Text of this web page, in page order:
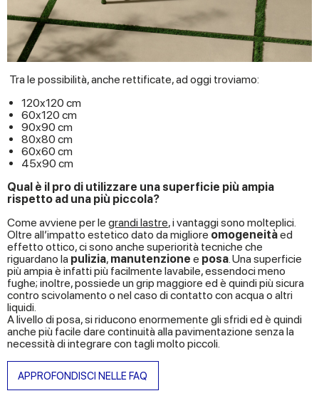
Tra le possibilità, anche rettificate, ad oggi troviamo:
120x120 cm
60x120 cm
90x90 cm
80x80 cm
60x60 cm
45x90 cm
Qual è il pro di utilizzare una superficie più ampia
rispetto ad una più piccola?
Come avviene per le grandi lastre, i vantaggi sono molteplici.
Oltre all’impatto estetico dato da migliore omogeneitàed
effetto ottico, ci sono anche superiorità tecniche che
riguardano la pulizia, manutenzione e posa. Una superficie
più ampia è infatti più facilmente lavabile, essendoci meno
fughe; inoltre, possiede un grip maggiore ed è quindi più sicura
contro scivolamento o nel caso di contatto con acqua o altri
liquidi.
A livello di posa, si riducono enormemente gli sfridi ed è quindi
anche più facile dare continuità alla pavimentazione senza la
necessità di integrare con tagli molto piccoli.
APPROFONDISCI NELLE FAQ